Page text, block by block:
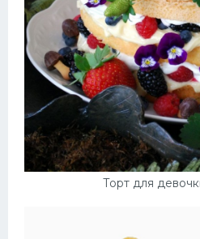
Торт для